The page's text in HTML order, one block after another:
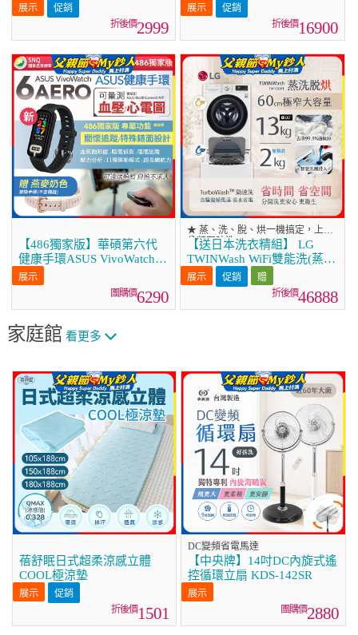
霧藍/燕麥奶】
促銷
2999
2.0 (單層寵物版)
AS651DWS0
促銷
16900
【486獨家版】華碩第六代
健康手環ASUS VivoWatch 6
Aero
6290
★ 蒸、洗、脫、烘一機搞定，上下
分類同時洗
【送日本洗衣精組】 LG
TWINWash WiFi雙能洗(蒸洗
脫烘)滾筒洗衣機13kg+2kg
(WD-S13VDW+WT-
促銷
46888
家庭館 看更多
蓓舒眠日式超柔涼感立體
COOL極涼墊
促銷
1501
DC變頻省電馬達
【中央牌】14吋DC內旋式遙
控循環立扇 KDS-142SR
2880